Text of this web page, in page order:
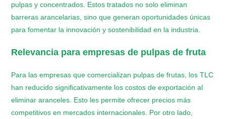
pulpas y concentrados. Estos tratados no solo eliminan
barreras arancelarias, sino que generan oportunidades únicas
para fomentar la innovación y sostenibilidad en la industria.
Relevancia para empresas de pulpas de fruta
Para las empresas que comercializan pulpas de frutas, los TLC
han reducido significativamente los costos de exportación al
eliminar aranceles. Esto les permite ofrecer precios más
competitivos en mercados internacionales. Por otro lado,